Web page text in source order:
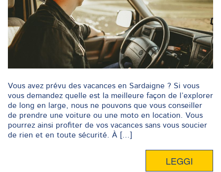
Vous avez prévu des vacances en Sardaigne ? Si vous
vous demandez quelle est la meilleure façon de l’explorer
de long en large, nous ne pouvons que vous conseiller
de prendre une voiture ou une moto en location. Vous
pourrez ainsi profiter de vos vacances sans vous soucier
de rien et en toute sécurité. À [...]
LEGGI